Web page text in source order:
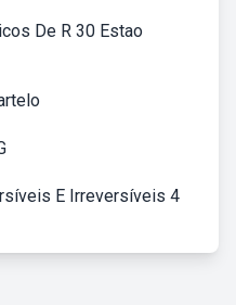
De R 30 Estao
E Irreversíveis 4